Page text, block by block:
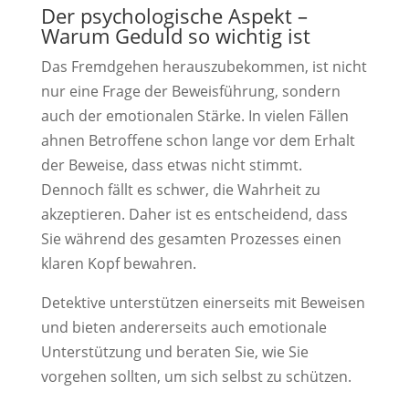
Der psychologische Aspekt –
Warum Geduld so wichtig ist
Das Fremdgehen herauszubekommen, ist nicht
nur eine Frage der Beweisführung, sondern
auch der emotionalen Stärke. In vielen Fällen
ahnen Betroffene schon lange vor dem Erhalt
der Beweise, dass etwas nicht stimmt.
Dennoch fällt es schwer, die Wahrheit zu
akzeptieren. Daher ist es entscheidend, dass
Sie während des gesamten Prozesses einen
klaren Kopf bewahren.
Detektive unterstützen einerseits mit Beweisen
und bieten andererseits auch emotionale
Unterstützung und beraten Sie, wie Sie
vorgehen sollten, um sich selbst zu schützen.